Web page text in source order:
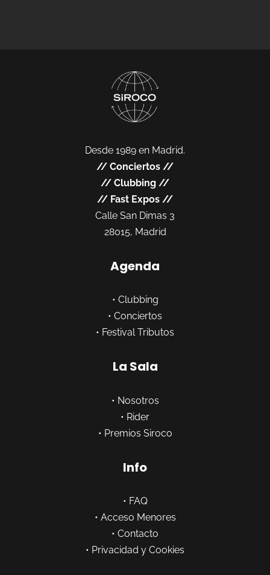
Desde 1989 en Madrid.
// Conciertos //
// Clubbing //
// Fast Expos //
Calle San Dimas 3
28015, Madrid
Agenda
• Clubbing
• Conciertos
• Festival Tributos
La Sala
• Nosotros
• Rider
• Premios Siroco
Info
• FAQ
• Acceso Menores
• Contacto
• Privacidad y Cookies